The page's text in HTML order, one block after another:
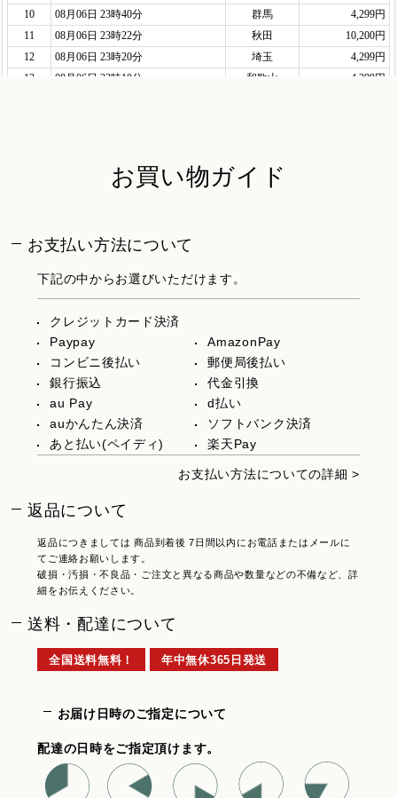
お買い物ガイド
お支払い方法について
下記の中からお選びいただけます。
クレジットカード決済
Paypay
AmazonPay
コンビニ後払い
郵便局後払い
銀行振込
代金引換
au Pay
d払い
auかんたん決済
ソフトバンク決済
あと払い(ペイディ)
楽天Pay
お支払い方法についての詳細 >
返品について
返品につきましては 商品到着後 7日間以内にお電話またはメールに
てご連絡お願いします。
破損・汚損・不良品・ご注文と異なる商品や数量などの不備など、詳
細をお伝えください。
送料・配達について
全国送料無料！ 年中無休365日発送
お届け日時のご指定について
配達の日時をご指定頂けます。